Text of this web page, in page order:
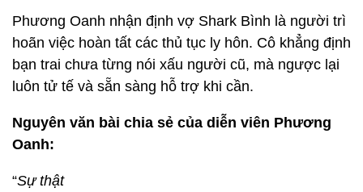
Phương Oanh nhận định vợ Shark Bình là người trì
hoãn việc hoàn tất các thủ tục ly hôn. Cô khẳng định
bạn trai chưa từng nói xấu người cũ, mà ngược lại
luôn tử tế và sẵn sàng hỗ trợ khi cần.
Nguyên văn bài chia sẻ của diễn viên Phương
Oanh:
“Sự thật